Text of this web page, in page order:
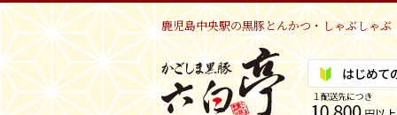
鹿児島中央駅の黒豚とんかつ・しゃぶしゃぶ